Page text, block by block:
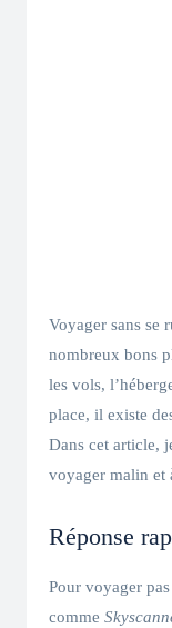
Voyager sans se
nombreux bons
les vols,
place, il existe
Dans cet article,
voyager malin et
Réponse
Pour voyager
comme